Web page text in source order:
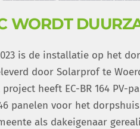
WORDT
is de installatie op het
door Solarprof te
heeft EC-BR 164 PV-
panelen voor het dorpshuis
als dakeigenaar